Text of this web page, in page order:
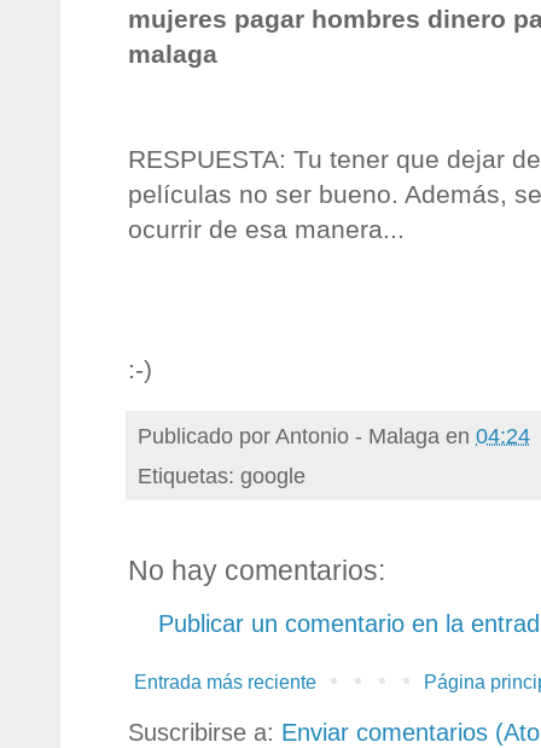
mujeres pagar hombres dinero
malaga
RESPUESTA: Tu tener que dejar
películas no ser bueno. Además,
ocurrir de esa manera...
:-)
Publicado porAntonio - Malaga en 04:24
Etiquetas: google
No hay comentarios:
Publicar un comentario en la
Entrada más reciente Página
Suscribirse a: Enviar comentarios